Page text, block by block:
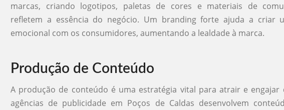
marcas, criando logotipos, paletas de cores e materiais de
refletem a essência do negócio. Um branding forte ajuda a criar
emocional com os consumidores, aumentando a lealdade à marca.
Produção de Conteúdo
A produção de conteúdo é uma estratégia vital para atrair e engajar
agências de publicidade em Poços de Caldas desenvolvem